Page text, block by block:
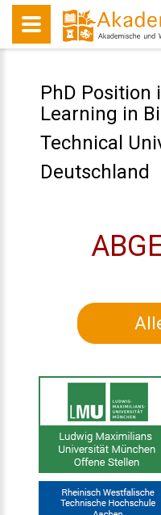
PhD Position
Learning in
Technical
Deutschland